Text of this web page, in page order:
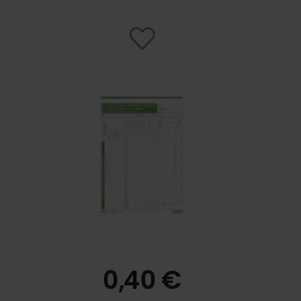
ZA VOZILO; Karton,
0,40 €